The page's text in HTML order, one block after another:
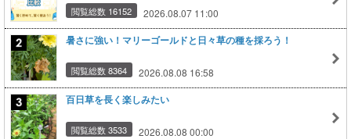
閲覧総数 16152 2026.08.07 11:00
暑さに強い！マリーゴールドと日々草の種を採ろう！
閲覧総数 8364 2026.08.08 16:58
百日草を長く楽しみたい
閲覧総数 3533 2026.08.08 00:00